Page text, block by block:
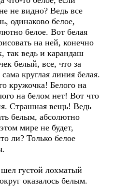
не видно? Ведь все
одинаково белое,
белое. Вот белая
на ней, конечно
так ведь и карандаш
белый, все, что за
круглая линия белая.
кружочка! Белого на
на белом нет! Вот что
Страшная вещь! Ведь
белым, абсолютно
мире не будет,
ли? Только белое
густой лохматый
оказалось белым.